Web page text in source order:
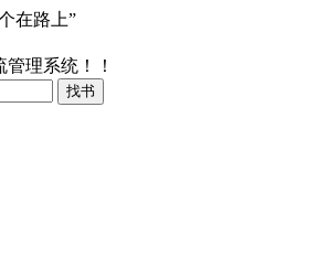
在路上”
理系统！！